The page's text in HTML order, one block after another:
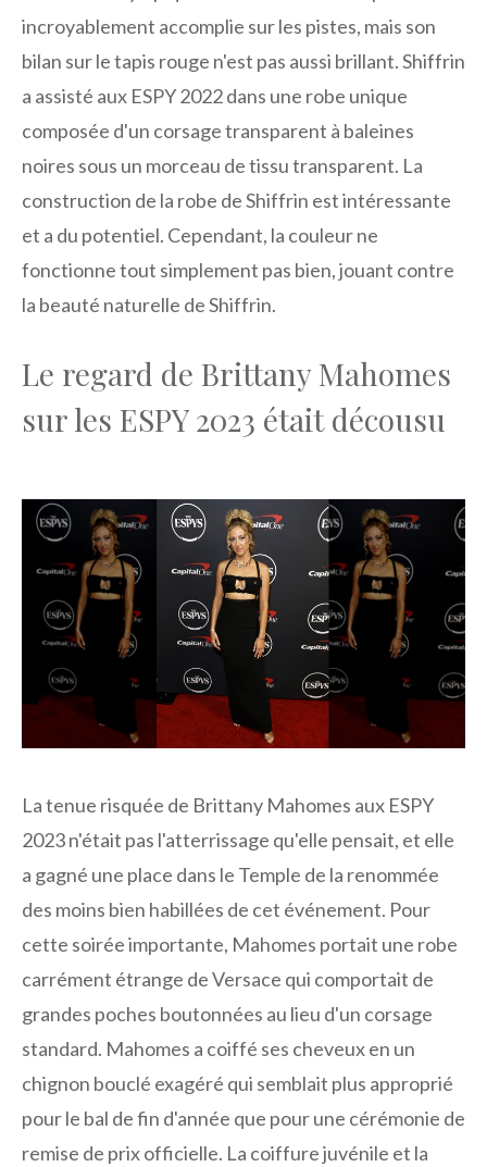
incroyablement accomplie sur les pistes, mais son
bilan sur le tapis rouge n'est pas aussi brillant. Shiffrin
a assisté aux ESPY 2022 dans une robe unique
composée d'un corsage transparent à baleines
noires sous un morceau de tissu transparent. La
construction de la robe de Shiffrin est intéressante
et a du potentiel. Cependant, la couleur ne
fonctionne tout simplement pas bien, jouant contre
la beauté naturelle de Shiffrin.
Le regard de Brittany Mahomes
sur les ESPY 2023 était décousu
La tenue risquée de Brittany Mahomes aux ESPY
2023 n'était pas l'atterrissage qu'elle pensait, et elle
a gagné une place dans le Temple de la renommée
des moins bien habillées de cet événement. Pour
cette soirée importante, Mahomes portait une robe
carrément étrange de Versace qui comportait de
grandes poches boutonnées au lieu d'un corsage
standard. Mahomes a coiffé ses cheveux en un
chignon bouclé exagéré qui semblait plus approprié
pour le bal de fin d'année que pour une cérémonie de
remise de prix officielle. La coiffure juvénile et la